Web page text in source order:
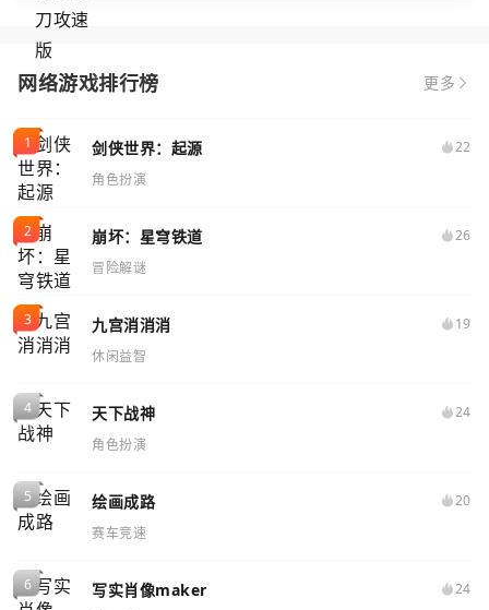
网络游戏排行榜 更多
剑侠世界：起源
22
角色扮演
崩坏：星穹铁道
26
冒险解谜
九宫消消消
19
休闲益智
天下战神
24
角色扮演
绘画成路
20
赛车竞速
写实肖像maker
24